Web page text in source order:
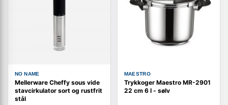
NO NAME
Mellerware Cheffy sous vide
stavcirkulator sort og rustfrit
stål
MAESTRO
Trykkoger Maestro MR-2901
22 cm 6 l - sølv